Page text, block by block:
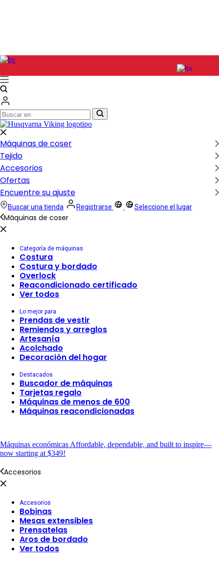
Buscar
en
Buscar
en
Máquinas de coser
Tejido
Accesorios
Ofertas
Encuentre su ajuste
Buscar una tienda Registrarse Seleccione el lugar
Máquinas de coser
Categoría de máquinas
Costura
Costura y bordado
Overlock
Reacondicionado certificado
Ver todos
Lo mejor para
Prendas de vestir
Remiendos y arreglos
Artesanía
Acolchado
Decoración del hogar
Destacados
Buscador de máquinas
Tarjetas regalo
Máquinas de menos de 600
Máquinas reacondicionadas
Máquinas económicas Affordable, dependable, and built to inspire—
now starting at $349!
Accesorios
Accesorios
Bobinas
Mesas extensibles
Prensatelas
Aros de bordado
Ver todos